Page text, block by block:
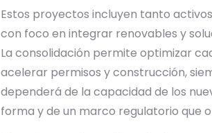
Estos proyectos incluyen tanto
con foco en integrar renovables y
La consolidación permite optimizar
acelerar permisos y construcción,
dependerá de la capacidad de los
forma y de un marco regulatorio que